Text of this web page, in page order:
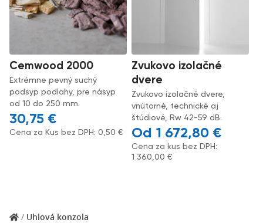
Cemwood 2000
Extrémne pevný suchý
podsyp podlahy, pre násyp
od 10 do 250 mm.
30,75 €
Cena za Kus bez DPH: 0,50 €
Zvukovo izolačné
dvere
Zvukovo izolačné dvere,
vnútorné, technické aj
štúdiové, Rw 42-59 dB.
1 672,80 €
Cena za kus bez DPH:
1 360,00 €
/ Uhlová konzola